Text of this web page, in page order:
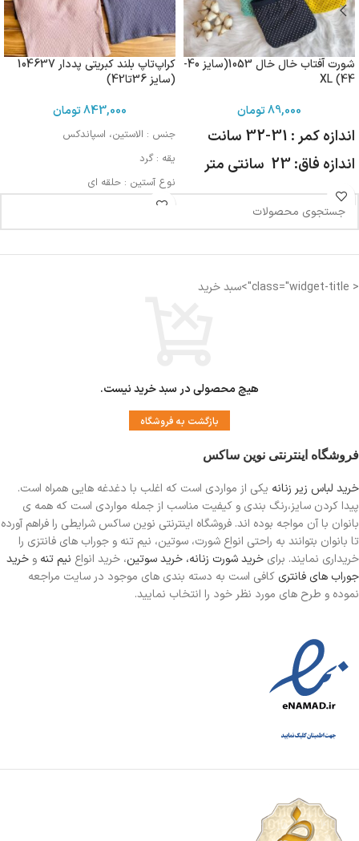
شورت آفتاب خال خال 1053(سایز 40-
44) XL
89,000تومان
اندازه کمر : 31-32 سانت
اندازه فاق: 23 سانتی متر
کراپ‌تاپ بلند کبریتی پددار 104637
(سایز 36تا42)
843,000تومان
جنس : الاستین، اسپاندکس
یقه : گرد
نوع آستین : حلقه ای
مورد استفاده : اسپرت، روزمره، مهمانی
< class="widget-title">سبد خرید
هیچ محصولی در سبد خرید نیست.
بازگشت به فروشگاه
فروشگاه اینترنتی نوین ساکس
خرید لباس زیر زنانه یکی از مواردی است که اغلب با دغدغه هایی همراه است.
پیدا کردن سایز،رنگ بندی و کیفیت مناسب از جمله مواردی است که همه ی
بانوان با آن مواجه بوده اند. فروشگاه اینترنتی نوین ساکس شرایطی را فراهم آورده
تا بانوان بتوانند به راحتی انواع شورت، سوتین، نیم تنه و جوراب های فانتزی را
خریداری نمایند. برای خرید شورت زنانه، خرید سوتین، خرید انواع نیم تنه و خرید
جوراب های فانتری کافی است به دسته بندی های موجود در سایت مراجعه
نموده و طرح های مورد نظر خود را انتخاب نمایید.